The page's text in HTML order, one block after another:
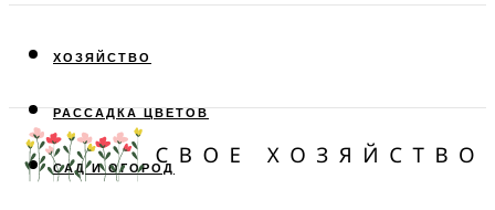
ХОЗЯЙСТВО
РАССАДКА ЦВЕТОВ
САД И ОГОРОД